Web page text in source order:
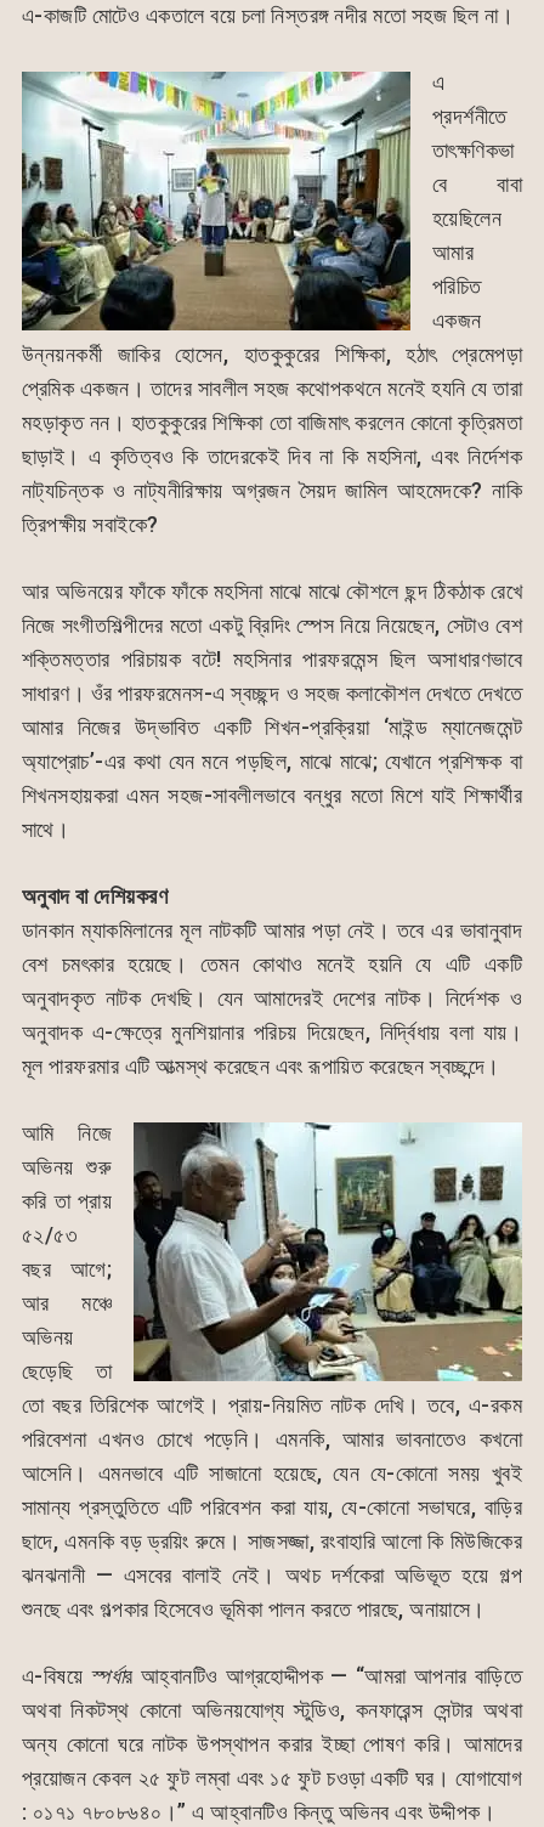
এ-কাজটি মোটেও একতালে বয়ে চলা নিস্তরঙ্গ নদীর মতো সহজ ছিল না।
এ
প্রদর্শনীতে
তাৎক্ষণিকভা
বে বাবা
হয়েছিলেন
আমার
পরিচিত
একজন
উন্নয়নকর্মী জাকির হোসেন, হাতকুকুরের শিক্ষিকা, হঠাৎ প্রেমেপড়া
প্রেমিক একজন। তাদের সাবলীল সহজ কথোপকথনে মনেই হযনি যে তারা
মহড়াকৃত নন। হাতকুকুরের শিক্ষিকা তো বাজিমাৎ করলেন কোনো কৃত্রিমতা
ছাড়াই। এ কৃতিত্বও কি তাদেরকেই দিব না কি মহসিনা, এবং নির্দেশক
নাট্যচিন্তক ও নাট্যনীরিক্ষায় অগ্রজন সৈয়দ জামিল আহমেদকে? নাকি
ত্রিপক্ষীয় সবাইকে?
আর অভিনয়ের ফাঁকে ফাঁকে মহসিনা মাঝে মাঝে কৌশলে ছন্দ ঠিকঠাক রেখে
নিজে সংগীতশিল্পীদের মতো একটু ব্রিদিং স্পেস নিয়ে নিয়েছেন, সেটাও বেশ
শক্তিমত্তার পরিচায়ক বটে! মহসিনার পারফরমেন্স ছিল অসাধারণভাবে
সাধারণ। ওঁর পারফরমেনস-এ স্বচ্ছন্দ ও সহজ কলাকৌশল দেখতে দেখতে
আমার নিজের উদ্ভাবিত একটি শিখন-প্রক্রিয়া ‘মাইন্ড ম্যানেজমেন্ট
অ্যাপ্রোচ’-এর কথা যেন মনে পড়ছিল, মাঝে মাঝে; যেখানে প্রশিক্ষক বা
শিখনসহায়করা এমন সহজ-সাবলীলভাবে বন্ধুর মতো মিশে যাই শিক্ষার্থীর
সাথে।
অনুবাদ বা দেশিয়করণ
ডানকান ম্যাকমিলানের মূল নাটকটি আমার পড়া নেই। তবে এর ভাবানুবাদ
বেশ চমৎকার হয়েছে। তেমন কোথাও মনেই হয়নি যে এটি একটি
অনুবাদকৃত নাটক দেখছি। যেন আমাদেরই দেশের নাটক। নির্দেশক ও
অনুবাদক এ-ক্ষেত্রে মুনশিয়ানার পরিচয় দিয়েছেন, নির্দ্বিধায় বলা যায়।
মূল পারফরমার এটি আত্মস্থ করেছেন এবং রূপায়িত করেছেন স্বচ্ছন্দে।
আমি নিজে
অভিনয় শুরু
করি তা প্রায়
৫২/৫৩
বছর আগে;
আর মঞ্চে
অভিনয়
ছেড়েছি তা
তো বছর তিরিশেক আগেই। প্রায়-নিয়মিত নাটক দেখি। তবে, এ-রকম
পরিবেশনা এখনও চোখে পড়েনি। এমনকি, আমার ভাবনাতেও কখনো
আসেনি। এমনভাবে এটি সাজানো হয়েছে, যেন যে-কোনো সময় খুবই
সামান্য প্রস্তুতিতে এটি পরিবেশন করা যায়, যে-কোনো সভাঘরে, বাড়ির
ছাদে, এমনকি বড় ড্রয়িং রুমে। সাজসজ্জা, রংবাহারি আলো কি মিউজিকের
ঝনঝনানী — এসবের বালাই নেই। অথচ দর্শকেরা অভিভূত হয়ে গল্প
শুনছে এবং গল্পকার হিসেবেও ভূমিকা পালন করতে পারছে, অনায়াসে।
এ-বিষয়ে স্পর্ধার আহ্বানটিও আগ্রহোদ্দীপক — “আমরা আপনার বাড়িতে
অথবা নিকটস্থ কোনো অভিনয়যোগ্য স্টুডিও, কনফারেন্স সেন্টার অথবা
অন্য কোনো ঘরে নাটক উপস্থাপন করার ইচ্ছা পোষণ করি। আমাদের
প্রয়োজন কেবল ২৫ ফুট লম্বা এবং ১৫ ফুট চওড়া একটি ঘর। যোগাযোগ
: ০১৭১ ৭৮০৮৬৪০।” এ আহ্বানটিও কিন্তু অভিনব এবং উদ্দীপক।